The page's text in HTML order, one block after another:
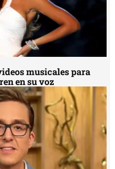
tras someterse a un